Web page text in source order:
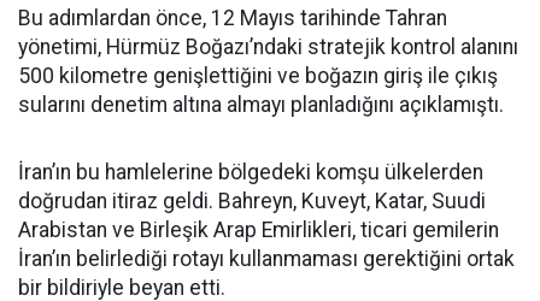
Bu adımlardan önce, 12 Mayıs tarihinde Tahran
yönetimi, Hürmüz Boğazı’ndaki stratejik kontrol alanını
500 kilometre genişlettiğini ve boğazın giriş ile çıkış
sularını denetim altına almayı planladığını açıklamıştı.
İran’ın bu hamlelerine bölgedeki komşu ülkelerden
doğrudan itiraz geldi. Bahreyn, Kuveyt, Katar, Suudi
Arabistan ve Birleşik Arap Emirlikleri, ticari gemilerin
İran’ın belirlediği rotayı kullanmaması gerektiğini ortak
bir bildiriyle beyan etti.